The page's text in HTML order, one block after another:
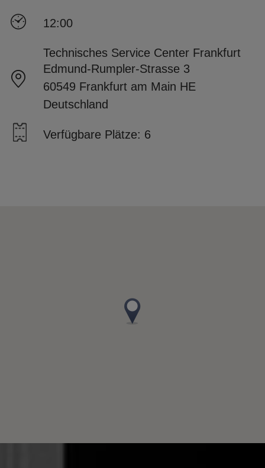
12:00
Technisches Service Center Frankfurt
Edmund-Rumpler-Strasse 3
60549 Frankfurt am Main HE
Deutschland
Verfügbare Plätze: 6